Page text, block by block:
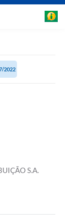
2022
S.A.